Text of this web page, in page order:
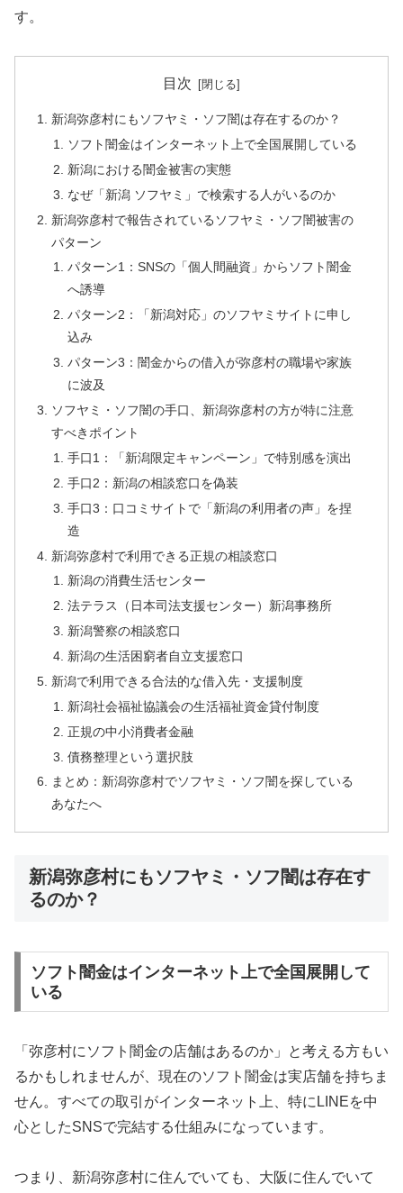
す。
目次
新潟弥彦村にもソフヤミ・ソフ闇は存在するのか？
ソフト闇金はインターネット上で全国展開している
新潟における闇金被害の実態
なぜ「新潟 ソフヤミ」で検索する人がいるのか
新潟弥彦村で報告されているソフヤミ・ソフ闇被害の
パターン
パターン1：SNSの「個人間融資」からソフト闇金
へ誘導
パターン2：「新潟対応」のソフヤミサイトに申し
込み
パターン3：闇金からの借入が弥彦村の職場や家族
に波及
ソフヤミ・ソフ闇の手口、新潟弥彦村の方が特に注意
すべきポイント
手口1：「新潟限定キャンペーン」で特別感を演出
手口2：新潟の相談窓口を偽装
手口3：口コミサイトで「新潟の利用者の声」を捏
造
新潟弥彦村で利用できる正規の相談窓口
新潟の消費生活センター
法テラス（日本司法支援センター）新潟事務所
新潟警察の相談窓口
新潟の生活困窮者自立支援窓口
新潟で利用できる合法的な借入先・支援制度
新潟社会福祉協議会の生活福祉資金貸付制度
正規の中小消費者金融
債務整理という選択肢
まとめ：新潟弥彦村でソフヤミ・ソフ闇を探している
あなたへ
新潟弥彦村にもソフヤミ・ソフ闇は存在す
るのか？
ソフト闇金はインターネット上で全国展開して
いる
「弥彦村にソフト闇金の店舗はあるのか」と考える方もい
るかもしれませんが、現在のソフト闇金は実店舗を持ちま
せん。すべての取引がインターネット上、特にLINEを中
心としたSNSで完結する仕組みになっています。
つまり、新潟弥彦村に住んでいても、大阪に住んでいて